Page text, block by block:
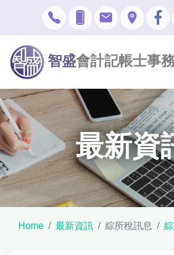
智盛會計記帳士事
最新資
Home 最新資訊 綜所稅訊息